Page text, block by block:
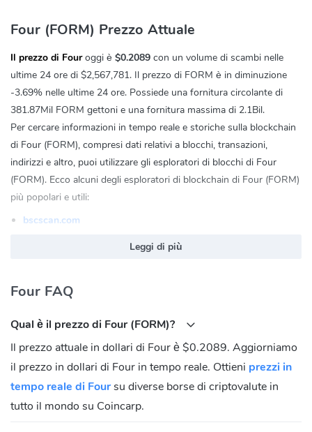
Four (FORM) Prezzo Attuale
Il prezzo di Fouroggi è $0.2089 con un volume di scambi nelle
ultime 24 ore di $2,567,781. Il prezzo di FORM è in diminuzione
-3.69% nelle ultime 24 ore. Possiede una fornitura circolante di
381.87Mil FORM gettoni e una fornitura massima di 2.1Bil.
Per cercare informazioni in tempo reale e storiche sulla blockchain
di Four (FORM), compresi dati relativi a blocchi, transazioni,
indirizzi e altro, puoi utilizzare gli esploratori di blocchi di Four
(FORM). Ecco alcuni degli esploratori di blockchain di Four (FORM)
più popolari e utili:
bscscan.com
https://four.meme/
Twitter:https://x.com/four_meme_
Reddit:https://www.reddit.com/r/Binary_X/
Medium:https://medium.com/@four-form
Telegram:https://t.me/four_meme
Qual è l'indirizzo del contratto di Four (FORM)?
Leggi di più
Four FAQ
Qual è il prezzo di Four (FORM)?
Il prezzo attuale in dollari di Four è $0.2089. Aggiorniamo
il prezzo in dollari di Four in tempo reale. Ottieni prezzi in
tempo reale di Foursu diverse borse di criptovalute in
tutto il mondo su Coincarp.